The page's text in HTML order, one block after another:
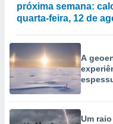
próxima semana:
quarta-feira, 12 de
A
Um